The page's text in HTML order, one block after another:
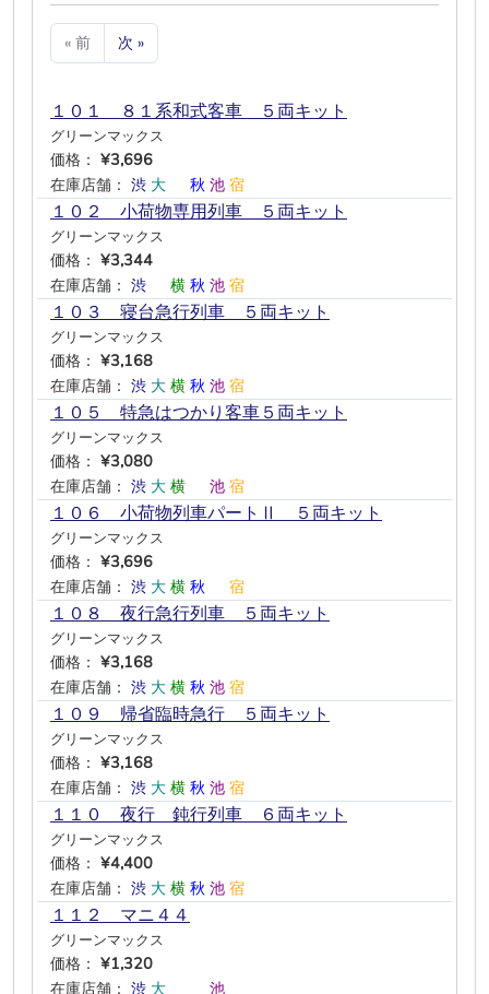
« 前 次 »
１０１ ８１系和式客車 ５両キット
グリーンマックス
価格： ¥3,696
在庫店舗： 渋 大 秋 池 宿
１０２ 小荷物専用列車 ５両キット
グリーンマックス
価格： ¥3,344
在庫店舗： 渋 横 秋 池 宿
１０３ 寝台急行列車 ５両キット
グリーンマックス
価格： ¥3,168
在庫店舗： 渋 大 横 秋 池 宿
１０５ 特急はつかり客車５両キット
グリーンマックス
価格： ¥3,080
在庫店舗： 渋 大 横 池 宿
１０６ 小荷物列車パートⅡ ５両キット
グリーンマックス
価格： ¥3,696
在庫店舗： 渋 大 横 秋 宿
１０８ 夜行急行列車 ５両キット
グリーンマックス
価格： ¥3,168
在庫店舗： 渋 大 横 秋 池 宿
１０９ 帰省臨時急行 ５両キット
グリーンマックス
価格： ¥3,168
在庫店舗： 渋 大 横 秋 池 宿
１１０ 夜行 鈍行列車 ６両キット
グリーンマックス
価格： ¥4,400
在庫店舗： 渋 大 横 秋 池 宿
１１２ マニ４４
グリーンマックス
価格： ¥1,320
在庫店舗： 渋 大 池